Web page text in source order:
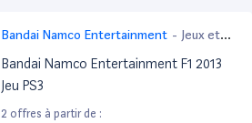
Bandai Namco Entertainment - Jeux et
Jouets
Bandai Namco Entertainment F1 2013
Jeu PS3
2 offres à partir de :